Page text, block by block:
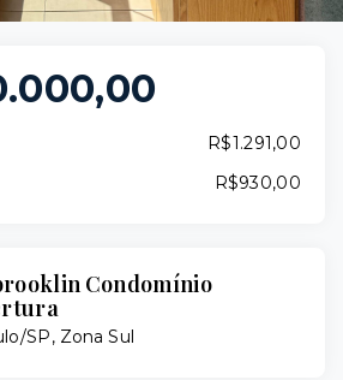
R$1.291,00
R$930,00
Condomínio
SP, Zona Sul